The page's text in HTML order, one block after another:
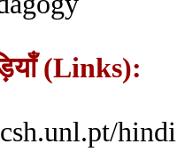
(Links):
hindi